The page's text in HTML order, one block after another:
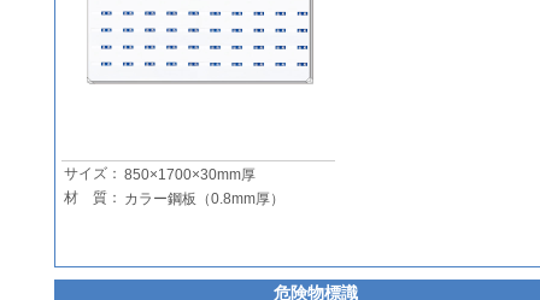
サイズ： 850×1700×30mm厚
材 質： カラー鋼板（0.8mm厚）
危険物標識